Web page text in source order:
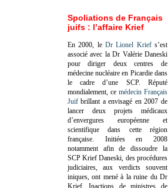
Spoliations de Français
juifs : l’affaire Krief
En 2000, le Dr Lionel Kriefs’est
associé avec la Dr Valérie Daneski
pour diriger deux centres de
médecine nucléaire en Picardie dans
le cadre d’une SCP. Réputé
mondialement, ce médecin Français
Juif brillant a envisagé en 2007 de
lancer deux projets médicaux
d’envergures européenne et
scientifique dans cette région
française. Initiées en 2008
notamment afin de dissoudre la
SCP Krief Daneski, des procédures
judiciaires, aux verdicts souvent
iniques, ont mené à la ruine du Dr
Krief.Inactions de ministres de